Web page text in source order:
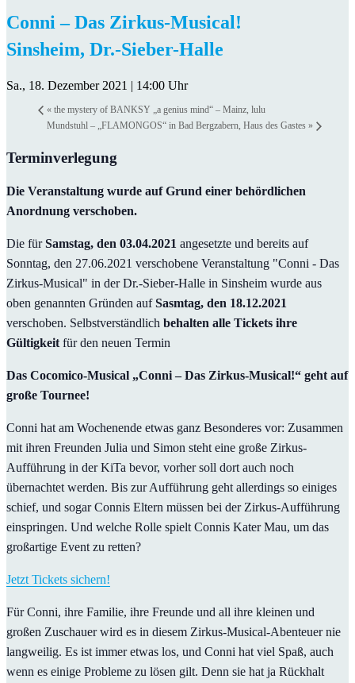
Conni – Das Zirkus-Musical!
Sinsheim, Dr.-Sieber-Halle
Sa., 18. Dezember 2021 | 14:00 Uhr
« the mystery of BANKSY „a genius mind“ – Mainz, lulu
Mundstuhl – „FLAMONGOS“ in Bad Bergzabern, Haus des Gastes »
Terminverlegung
Die Veranstaltung wurde auf Grund einer behördlichen
Anordnung verschoben.
Die fürSamstag, den 03.04.2021 angesetzte und bereits auf
Sonntag, den 27.06.2021 verschobene Veranstaltung "Conni - Das
Zirkus-Musical" in der Dr.-Sieber-Halle in Sinsheim wurde aus
oben genannten Gründen aufSasmtag, den 18.12.2021
verschoben. Selbstverständlich behalten alle Tickets ihre
Gültigkeit für den neuen Termin
Das Cocomico-Musical „Conni – Das Zirkus-Musical!“ geht auf
große Tournee!
Conni hat am Wochenende etwas ganz Besonderes vor: Zusammen
mit ihren Freunden Julia und Simon steht eine große Zirkus-
Aufführung in der KiTa bevor, vorher soll dort auch noch
übernachtet werden. Bis zur Aufführung geht allerdings so einiges
schief, und sogar Connis Eltern müssen bei der Zirkus-Aufführung
einspringen. Und welche Rolle spielt Connis Kater Mau, um das
großartige Event zu retten?
Jetzt Tickets sichern!
Für Conni, ihre Familie, ihre Freunde und all ihre kleinen und
großen Zuschauer wird es in diesem Zirkus-Musical-Abenteuer nie
langweilig. Es ist immer etwas los, und Conni hat viel Spaß, auch
wenn es einige Probleme zu lösen gilt. Denn sie hat ja Rückhalt